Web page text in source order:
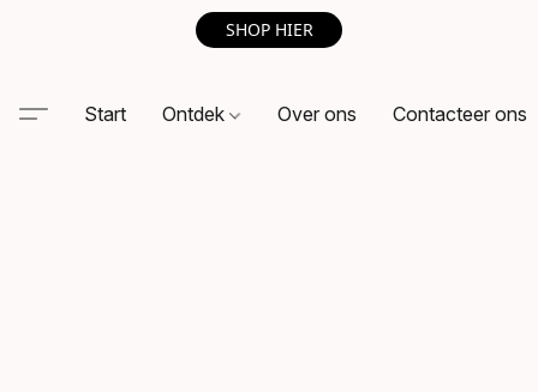
SHOP HIER
Start Ontdek Over ons Contacteer ons